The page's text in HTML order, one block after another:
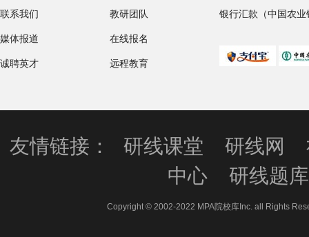
联系我们
媒体报道
诚聘英才
教研团队
在线报名
远程教育
银行汇款（中国农业
友情链接： 研线课堂 研线网
中心
研线题库
Copyright © 2002-2022 MPA院校库Inc. all Rights